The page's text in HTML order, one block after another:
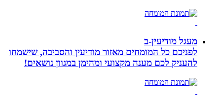
מעגל מודיעין-ב
לפניכם כל המומחים מאזור מודיעין והסביבה, שישמחו
להעניק לכם מענה מקצועי ומהימן במגוון נושאים!